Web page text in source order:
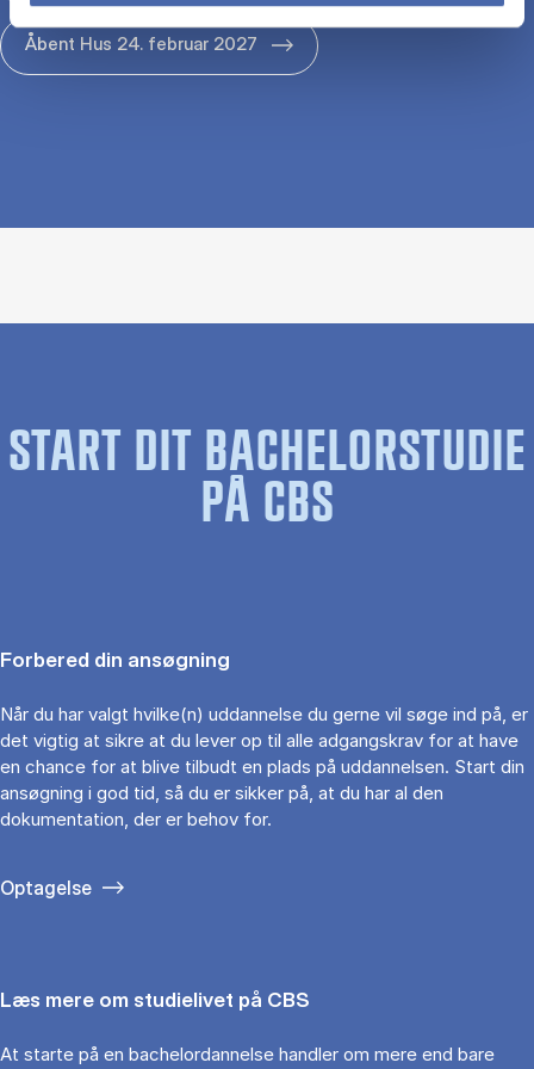
Åbent Hus 24. februar 2027
START DIT BACHELORSTUDIE
PÅ CBS
Forbered din ansøgning
Når du har valgt hvilke(n) uddannelse du gerne vil søge ind på, er
det vigtig at sikre at du lever op til alle adgangskrav for at have
en chance for at blive tilbudt en plads på uddannelsen. Start din
ansøgning i god tid, så du er sikker på, at du har al den
dokumentation, der er behov for.
Optagelse
Læs mere om studielivet på CBS
At starte på en bachelordannelse handler om mere end bare